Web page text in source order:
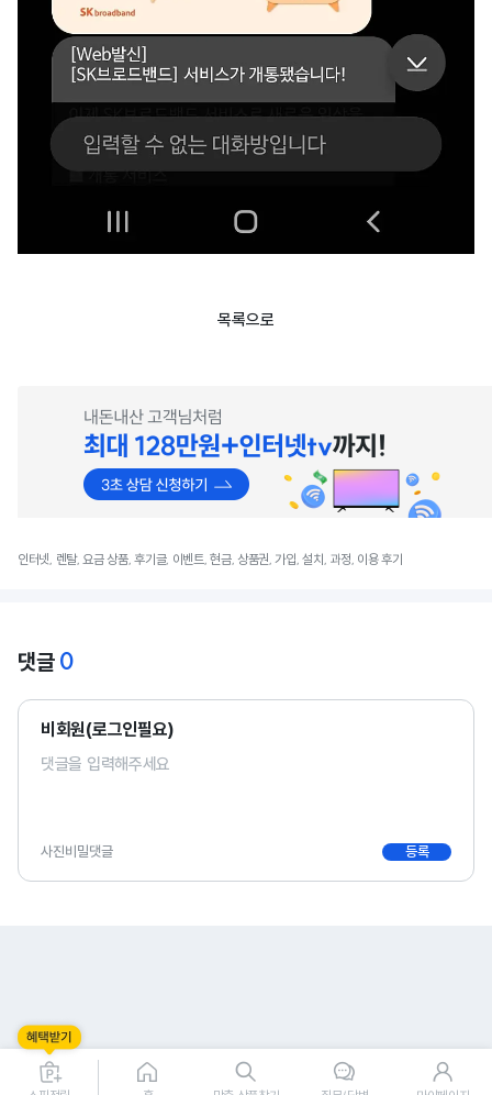
목록으로
인터넷, 렌탈, 요금 상품, 후기글, 이벤트, 현금, 상품권, 가입, 설치, 과정, 이용 후기
댓글 0
비회원(로그인필요)
사진비밀댓글 등록
0